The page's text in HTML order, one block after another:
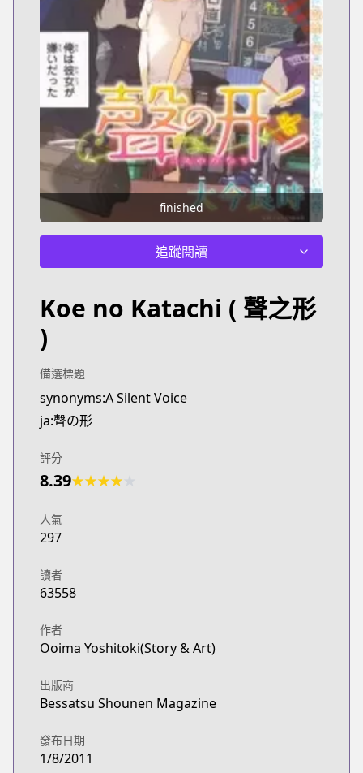
finished
追蹤閱讀
Koe no Katachi ( 聲之形
)
備選標題
synonyms:A Silent Voice
ja:聲の形
評分
8.39★★★★
人氣
297
讀者
63558
作者
Ooima Yoshitoki(Story & Art)
出版商
Bessatsu Shounen Magazine
發布日期
1/8/2011